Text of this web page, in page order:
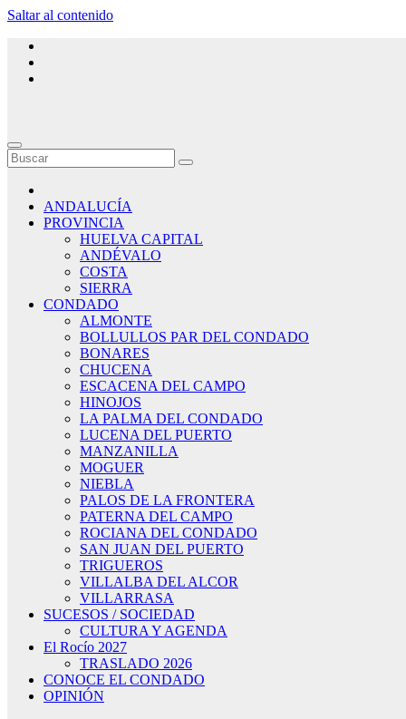
Saltar al contenido
ANDALUCÍA
PROVINCIA
HUELVA CAPITAL
ANDÉVALO
COSTA
SIERRA
CONDADO
ALMONTE
BOLLULLOS PAR DEL CONDADO
BONARES
CHUCENA
ESCACENA DEL CAMPO
HINOJOS
LA PALMA DEL CONDADO
LUCENA DEL PUERTO
MANZANILLA
MOGUER
NIEBLA
PALOS DE LA FRONTERA
PATERNA DEL CAMPO
ROCIANA DEL CONDADO
SAN JUAN DEL PUERTO
TRIGUEROS
VILLALBA DEL ALCOR
VILLARRASA
SUCESOS / SOCIEDAD
CULTURA Y AGENDA
El Rocío 2027
TRASLADO 2026
CONOCE EL CONDADO
OPINIÓN